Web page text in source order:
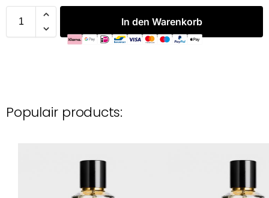
In den Warenkorb
Populair products: